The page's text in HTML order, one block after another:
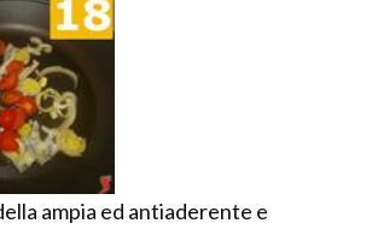
ampia ed antiaderente e